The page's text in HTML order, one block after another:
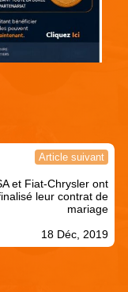
Article suivant
et Fiat-Chrysler ont
leur contrat de
mariage
18 Déc, 2019